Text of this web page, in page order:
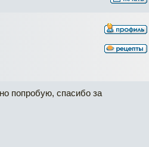
попробую, спасибо за